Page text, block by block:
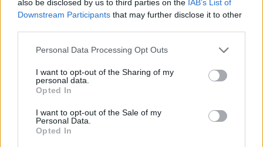
also be disclosed by us to third parties on the IAB’s List of
Downstream Participants that may further disclose it to other
Personal Data Processing Opt Outs
I want to opt-out of the Sharing of my
personal data.
Opted In
I want to opt-out of the Sale of my
Personal Data.
Opted In
γεννηθεί μέσω εξωσωματικής, με
27 Φεβρουαρίου 2026
Μεταπροπονητική πείνα: Ο λόγος
που θέλεις να καταβροχθίσεις τα
πάντα μετά την άσκηση